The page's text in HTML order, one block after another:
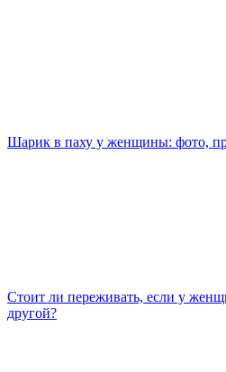
Шарик в паху у женщины: фото,
Стоит ли переживать, если у
другой?